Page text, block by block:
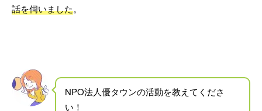
話を伺いました。
NPO法人優タウンの活動を教えてくださ
い！